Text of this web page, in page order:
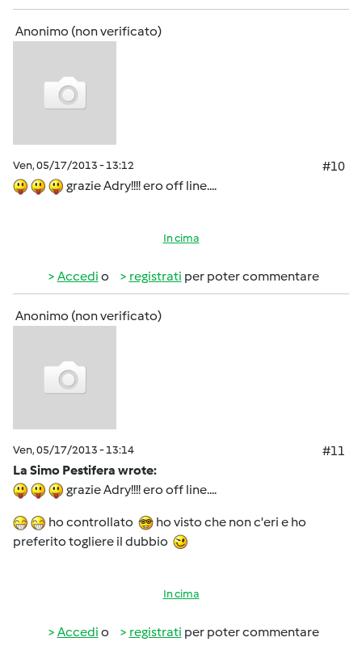
Anonimo (non verificato)
Ven, 05/17/2013 - 13:12
#10
grazie Adry!!!! ero off line....
In cima
Accedi o registrati per poter commentare
Anonimo (non verificato)
Ven, 05/17/2013 - 13:14
#11
La Simo Pestifera wrote:
grazie Adry!!!! ero off line....
ho controllato
ho visto che non c'eri e ho
preferito togliere il dubbio
In cima
Accedi o registrati per poter commentare